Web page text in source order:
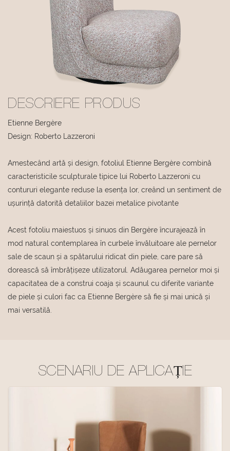
DESCRIERE PRODUS
Etienne Bergère
Design: Roberto Lazzeroni
Amestecând artă și design, fotoliul Etienne Bergère combină
caracteristicile sculpturale tipice lui Roberto Lazzeroni cu
contururi elegante reduse la esența lor, creând un sentiment de
ușurință datorită detaliilor bazei metalice pivotante
Acest fotoliu maiestuos și sinuos din Bergère încurajează în
mod natural contemplarea în curbele învăluitoare ale pernelor
sale de scaun și a spătarului ridicat din piele, care pare să
dorească să îmbrățișeze utilizatorul. Adăugarea pernelor moi și
capacitatea de a construi coaja și scaunul cu diferite variante
de piele și culori fac ca Etienne Bergère să fie și mai unică și
mai versatilă.
SCENARIU DE APLICAȚIE